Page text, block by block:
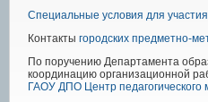
Специальные условия для
Контакты городских предметно-
По поручению Департамента
координацию организационной
ГАОУ ДПО Центр педагогического